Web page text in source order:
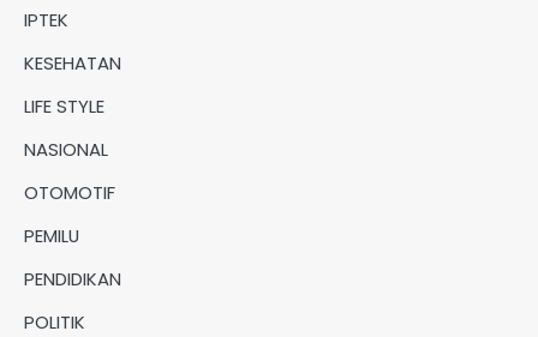
IPTEK
KESEHATAN
LIFE STYLE
NASIONAL
OTOMOTIF
PEMILU
PENDIDIKAN
POLITIK